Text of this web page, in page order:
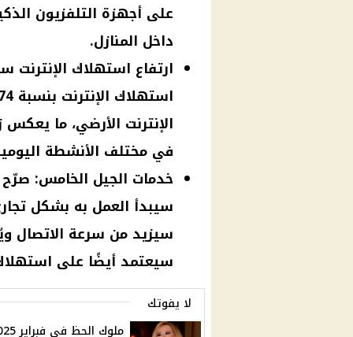
على أجهزة التلفزيون
داخل المنازل.
ارتفاع استهلاك
الإنترنت الأرضي، ما
في مختلف الأنشطة
خدمات الجيل الخامس: صرّح
سيبدأ العمل به بشكل
سيزيد من سرعة الاتصال
سيعتمد أيضًا على استهلاك
لا يفوتك